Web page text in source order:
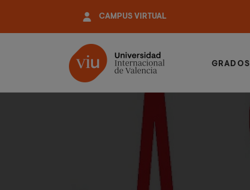
contenido
CAMPUS VIRTUAL
GRADOS